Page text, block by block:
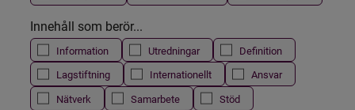
Innehåll som berör...
Information Utredningar
Definition
Lagstiftning
Internationellt
Ansvar
Nätverk
Samarbete
Stöd